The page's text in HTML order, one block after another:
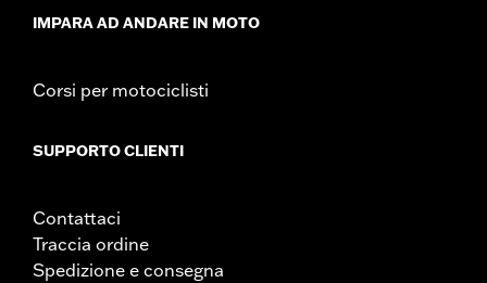
dato momento consumano più corrente elettrica di
provocare danni all’impianto elettrico del veicolo.
Rivolgersi al proprio concessionario per conoscere la
IMPARA AD ANDARE IN MOTO
Corsi per motociclisti
SUPPORTO CLIENTI
Contattaci
Traccia ordine
Spedizione e consegna